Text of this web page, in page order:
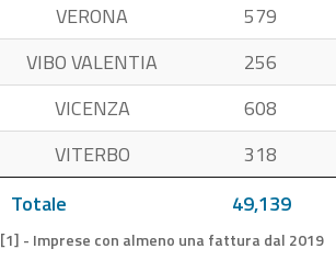
Totale 49,139
VERONA
579
VIBO VALENTIA
256
VICENZA
608
VITERBO
318
[1] - Imprese con almeno una fattura dal 2019